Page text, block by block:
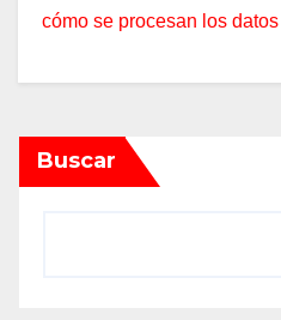
cómo se procesan los
Buscar